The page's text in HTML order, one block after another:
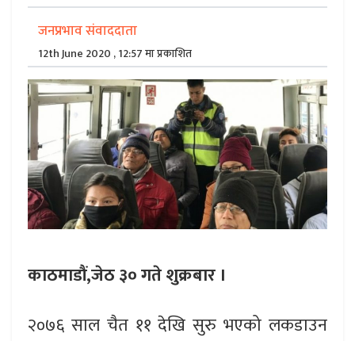
जनप्रभाव संवाददाता
12th June 2020 , 12:57 मा प्रकाशित
काठमाडौं,जेठ३० गते शुक्रबार ।
२०७६ साल चैत ११ देखि सुरु भएको लकडाउन